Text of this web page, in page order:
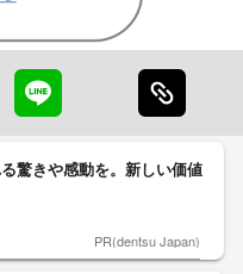
る驚きや感動を。新しい価値
PR(dentsu Japan)